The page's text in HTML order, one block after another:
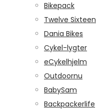
Bikepack
Twelve Sixteen
Dania Bikes
Cykel-lygter
eCykelhjelm
Outdoornu
BabySam
Backpackerlife